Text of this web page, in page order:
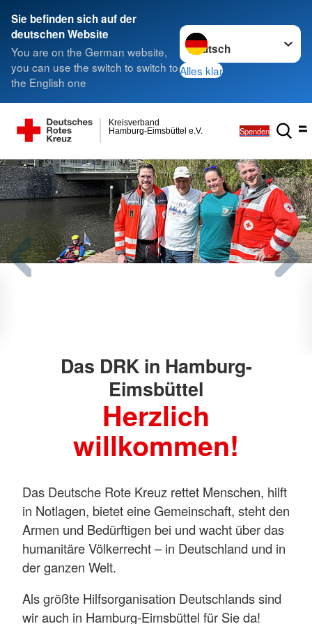
Sie befinden sich auf der
deutschen Website
You are on the German website,
you can use the switch to switch to
the English one
Sprache wechseln zu
Alles klar
Hamburg-Eimsbüttel e.V.
Kreisverband
Spenden
Telefonsprechstunde zur
Das DRK in Hamburg-
Eimsbüttel
Herzlich
willkommen!
Das Deutsche Rote Kreuz rettet Menschen, hilft
in Notlagen, bietet eine Gemeinschaft, steht den
Armen und Bedürftigen bei und wacht über das
humanitäre Völkerrecht – in Deutschland und in
der ganzen Welt.
Als größte Hilfsorganisation Deutschlands sind
wir auch in Hamburg-Eimsbüttel für Sie da!